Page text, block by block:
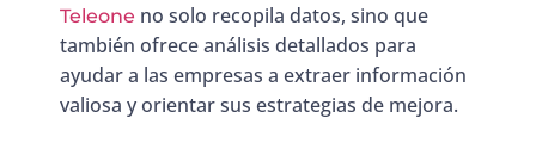
Teleone no solo recopila datos, sino que
también ofrece análisis detallados para
ayudar a las empresas a extraer información
valiosa y orientar sus estrategias de mejora.